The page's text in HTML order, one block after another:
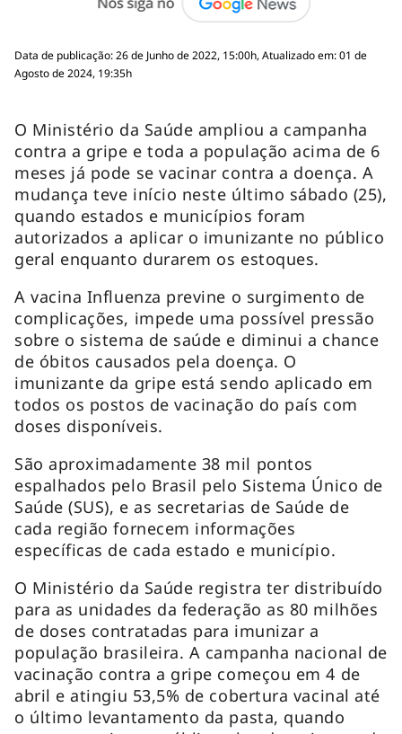
Data de publicação: 26 de Junho de 2022, 15:00h, Atualizado em: 01 de
Agosto de 2024, 19:35h
O Ministério da Saúde ampliou a campanha
contra a gripe e toda a população acima de 6
meses já pode se vacinar contra a doença. A
mudança teve início neste último sábado (25),
quando estados e municípios foram
autorizados a aplicar o imunizante no público
geral enquanto durarem os estoques.
A vacina Influenza previne o surgimento de
complicações, impede uma possível pressão
sobre o sistema de saúde e diminui a chance
de óbitos causados pela doença. O
imunizante da gripe está sendo aplicado em
todos os postos de vacinação do país com
doses disponíveis.
São aproximadamente 38 mil pontos
espalhados pelo Brasil pelo Sistema Único de
Saúde (SUS), e as secretarias de Saúde de
cada região fornecem informações
específicas de cada estado e município.
O Ministério da Saúde registra ter distribuído
para as unidades da federação as 80 milhões
de doses contratadas para imunizar a
população brasileira. A campanha nacional de
vacinação contra a gripe começou em 4 de
abril e atingiu 53,5% de cobertura vacinal até
o último levantamento da pasta, quando